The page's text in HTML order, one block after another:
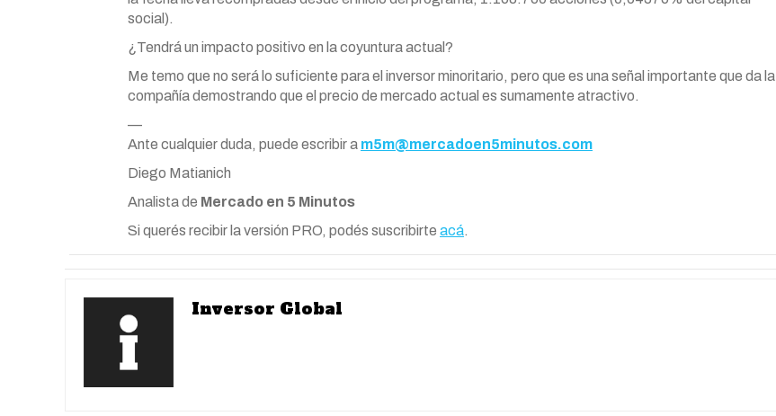
social).
¿Tendrá un impacto positivo en la coyuntura actual?
Me temo que no será lo suficiente para el inversor minoritario, pero que es una señal importante que da la
compañía demostrando que el precio de mercado actual es sumamente atractivo.
—
Ante cualquier duda, puede escribir a m5m@mercadoen5minutos.com
Diego Matianich
Analista de Mercado en 5 Minutos
Si querés recibir la versión PRO, podés suscribirte acá.
Inversor Global